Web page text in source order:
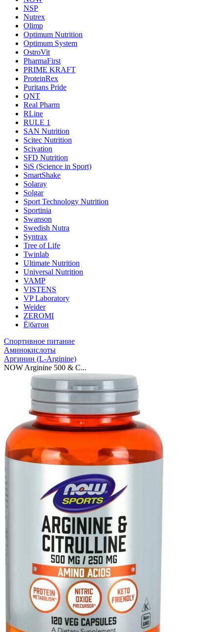
NSP
Nutrex
Olimp
Optimum Nutrition
Optimum System
OstroVit
PharmaFirst
PRIME KRAFT
ProteinRex
Puritans Pride
QNT
Real Pharm
RLine
RULE 1
SAN Nutrition
Scitec Nutrition
Scivation
SFD Nutrition
SiS (Science in Sport)
SmartShake
Solaray
Solgar
Sport Technology Nutrition
Sportinia
Swanson
Swedish Nutra
Syntrax
Tree of Life
Twinlab
Ultimate Nutrition
Universal Nutrition
VAMP
VISTENS
VP Laboratory
Weider
ZEROMI
Ё|батон
Спортивное питание
Аминокислоты
Аргинин (L-Arginine)
NOW Arginine 500 & C...